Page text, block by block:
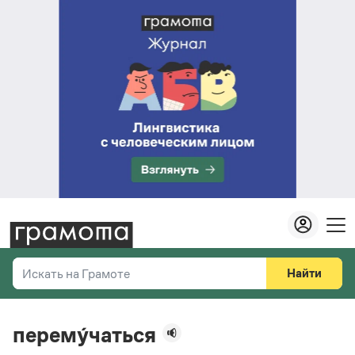
Искать на Грамоте
Справочная служба
Найти
перему́чаться